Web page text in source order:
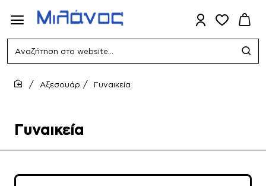
Αναζήτηση
website...
Γυναικεία
Αξεσουάρ Γυναικεία